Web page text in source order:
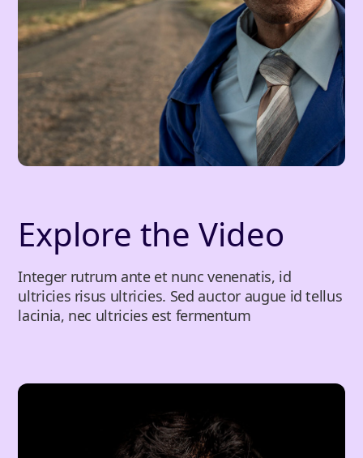
Explore the Video
Integer rutrum ante et nunc venenatis, id
ultricies risus ultricies. Sed auctor augue id tellus
lacinia, nec ultricies est fermentum